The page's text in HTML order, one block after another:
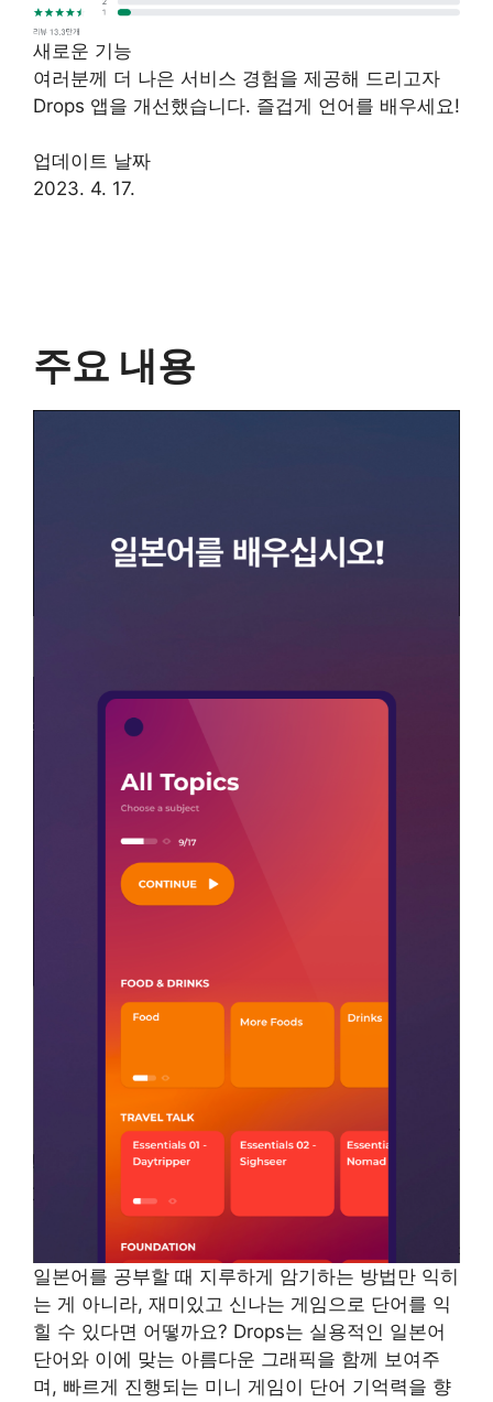
새로운 기능
여러분께 더 나은 서비스 경험을 제공해 드리고자
Drops 앱을 개선했습니다. 즐겁게 언어를 배우세요!
업데이트 날짜
2023. 4. 17.
주요 내용
일본어를 공부할 때 지루하게 암기하는 방법만 익히
는 게 아니라, 재미있고 신나는 게임으로 단어를 익
힐 수 있다면 어떻까요? Drops는 실용적인 일본어
단어와 이에 맞는 아름다운 그래픽을 함께 보여주
며, 빠르게 진행되는 미니 게임이 단어 기억력을 향